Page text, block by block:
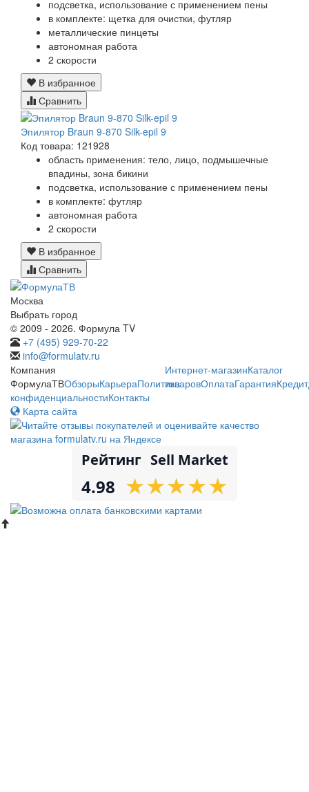
подсветка, использование с применением пены
в комплекте: щетка для очистки, футляр
металлические пинцеты
автономная работа
2 скорости
В избранное
Сравнить
Эпилятор Braun 9-870 Silk-epil 9
Код товара: 121928
область применения: тело, лицо, подмышечные
впадины, зона бикини
подсветка, использование с применением пены
в комплекте: футляр
автономная работа
2 скорости
В избранное
Сравнить
Москва
Выбрать город
© 2009 - 2026. Формула TV
+7 (495) 929-70-22
info@formulatv.ru
Компания
ФормулаТВОбзорыКарьераПолитика
конфиденциальностиКонтакты
Интернет-магазинКаталог
товаровОплатаГарантияКредит
Карта сайта
Рейтинг Sell Market
4.98 ★
★★
★★
★★
★★
★